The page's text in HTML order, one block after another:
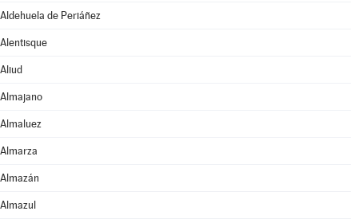
Aldehuela de Periáñez
Alentisque
Aliud
Almajano
Almaluez
Almarza
Almazán
Almazul